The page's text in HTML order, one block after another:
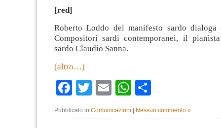
[red]
Roberto Loddo del manifesto sardo dialoga
Compositori sardi contemporanei, il
sardo Claudio Sanna.
(altro…)
Facebook
TwitterEmailWhatsApp
Pubblicato in Comunicazioni | Nessun commento »